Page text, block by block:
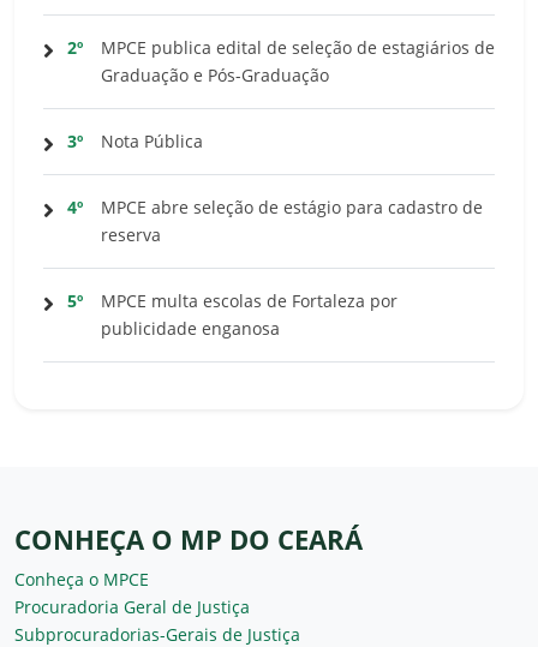
2º
MPCE publica edital de seleção de estagiários de
Graduação e Pós-Graduação
3º Nota Pública
4º
MPCE abre seleção de estágio para cadastro de
reserva
5º
MPCE multa escolas de Fortaleza por
publicidade enganosa
CONHEÇA O MP DO CEARÁ
Conheça o MPCE
Procuradoria Geral de Justiça
Subprocuradorias-Gerais de Justiça